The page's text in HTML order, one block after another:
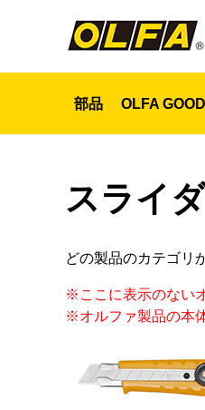
部品
スラ
OLFA
スライ
どの製品のカテゴリ
※ここに表示のない
※オルファ製品の本